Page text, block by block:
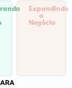
Expandindo
o
Negócio